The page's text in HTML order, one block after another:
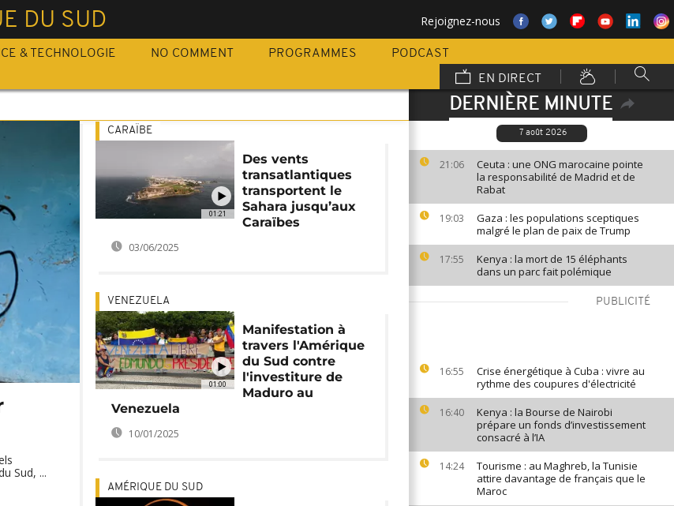
DU SUD Rejoignez-nous
& TECHNOLOGIE NO COMMENT PROGRAMMES
PODCAST
EN DIRECT
DERNIÈRE MINUTE
7 août 2026
21:06
Ceuta : une ONG marocaine pointe
la responsabilité de Madrid et de
Rabat
19:03
Gaza : les populations sceptiques
malgré le plan de paix de Trump
17:55
Kenya : la mort de 15 éléphants
dans un parc fait polémique
PUBLICITÉ
16:55
Crise énergétique à Cuba : vivre au
rythme des coupures d'électricité
16:40
Kenya : la Bourse de Nairobi
prépare un fonds d’investissement
consacré à l’IA
14:24
Tourisme : au Maghreb, la Tunisie
attire davantage de français que le
Maroc
Sud, ...
01:21
CARAÏBE
Des vents
transatlantiques
transportent le
Sahara jusqu’aux
Caraïbes
03/06/2025
01:00
VENEZUELA
Manifestation à
travers l'Amérique
du Sud contre
l'investiture de
Maduro au
Venezuela
10/01/2025
AMÉRIQUE DU SUD